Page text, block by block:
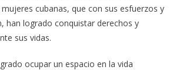
cubanas, que con sus esfuerzos y
han logrado conquistar derechos y
sus vidas.
ocupar un espacio en la vida